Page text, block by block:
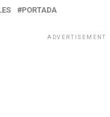
PORTADA
ADVERTISEMENT